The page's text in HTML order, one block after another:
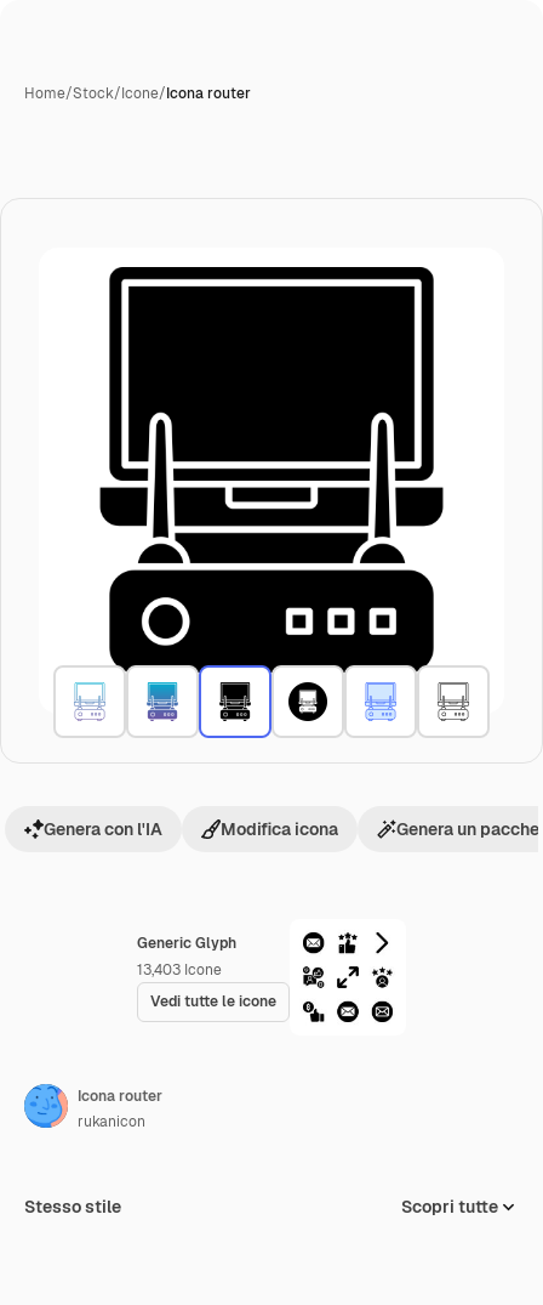
Home/Stock/Icone/Icona router
Generic Glyph
13,403 Icone
Vedi tutte le icone
Genera con l'IA Modifica icona Genera un
Icona router
rukanicon
Stesso stile Scopri tutte